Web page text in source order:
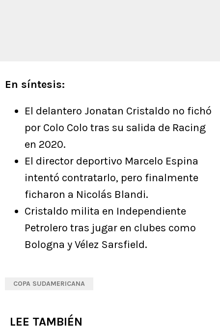
En síntesis:
El delantero Jonatan Cristaldo no fichó
por Colo Colo tras su salida de Racing
en 2020.
El director deportivo Marcelo Espina
intentó contratarlo, pero finalmente
ficharon a Nicolás Blandi.
Cristaldo milita en Independiente
Petrolero tras jugar en clubes como
Bologna y Vélez Sarsfield.
COPA SUDAMERICANA
LEE TAMBIÉN